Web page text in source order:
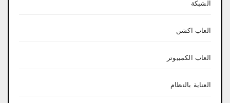
الشبكة
العاب اكشن
العاب الكمبيوتر
العناية بالنظام